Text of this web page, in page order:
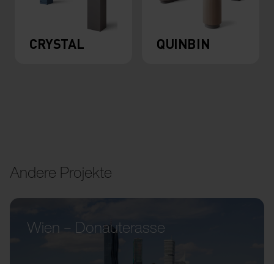
CRYSTAL QUINBIN
Andere Projekte
Wien – Donauterasse